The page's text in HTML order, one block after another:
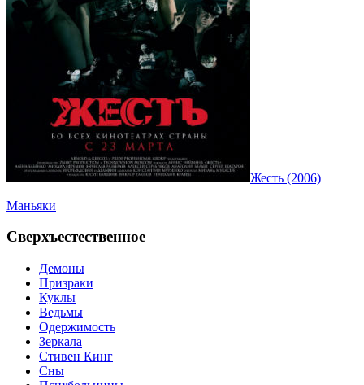
Жесть (2006)
Маньяки
Сверхъестественное
Демоны
Призраки
Куклы
Ведьмы
Одержимость
Зеркала
Стивен Кинг
Сны